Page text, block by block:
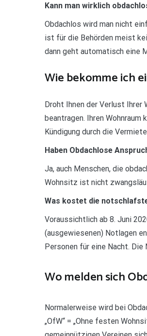
Kann man wirklich
Obdachlos wird man nicht
ist für die Behörden meist
dann geht automatisch eine
Wie bekomme ich
Droht Ihnen der Verlust Ihrer
beantragen. Ihren Wohnraum
Kündigung durch die
Haben Obdachlose
Ja, auch Menschen, die
Wohnsitz ist nicht
Was kostet die
Voraussichtlich ab 8. Juni
(ausgewiesenen) Notlagen
Personen für eine Nacht.
Wo melden sich
Normalerweise wird bei
„OfW“ = „Ohne festen